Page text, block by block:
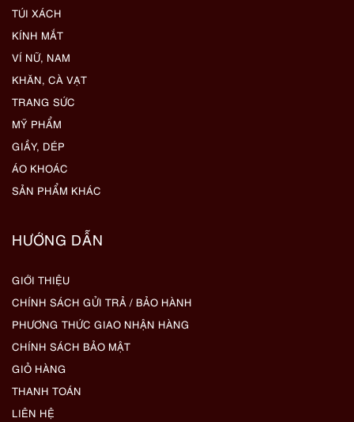
TÚI XÁCH
KÍNH MẮT
VÍ NỮ, NAM
KHĂN, CÀ VẠT
TRANG SỨC
MỸ PHẨM
GIẦY, DÉP
ÁO KHOÁC
SẢN PHẨM KHÁC
HƯỚNG DẪN
GIỚI THIỆU
CHÍNH SÁCH GỬI TRẢ / BẢO HÀNH
PHƯƠNG THỨC GIAO NHẬN HÀNG
CHÍNH SÁCH BẢO MẬT
GIỎ HÀNG
THANH TOÁN
LIÊN HỆ